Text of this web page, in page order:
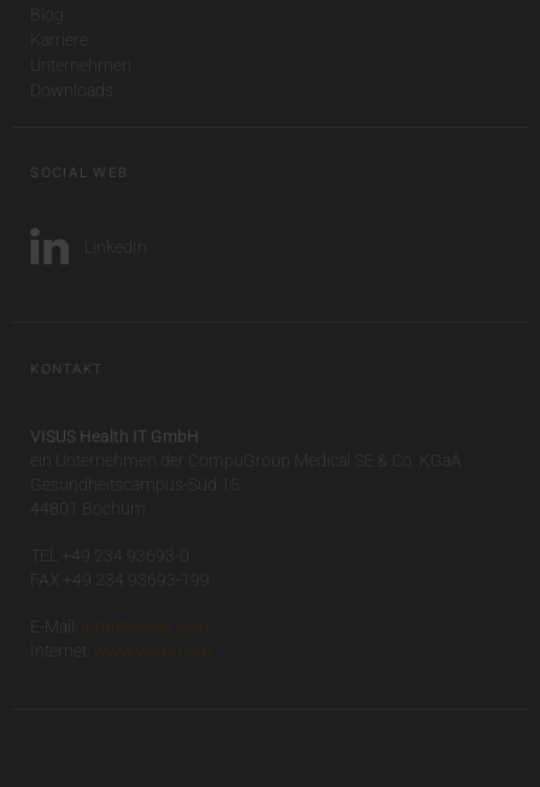
Blog
Karriere
Unternehmen
Downloads
SOCIAL WEB
LinkedIn
KONTAKT
VISUS Health IT GmbH
ein Unternehmen der CompuGroup Medical SE & Co. KGaA
Gesundheitscampus-Süd 15
44801 Bochum
TEL +49 234 93693-0
FAX +49 234 93693-199
E-Mail:
info(at)visus.com
Internet:
www.visus.com